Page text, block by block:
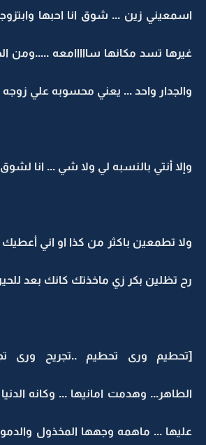
اسمعيني زين ... شوق انا احبها
غيرها تسد مكانها سااااامعه .....ومن
والجدار واحد ... يعني محسوبه علي
وإلا أنتي بالنسبه لي ولا شي ... انا
ولا تطمعين باكثر من كذا او اني
رح تظلين بكر زي ماخذتك كانك بعد
[تحطيم ورى تحطيم ..تجريح ورى
الطاهر... وهدمت امانيها ... وكانه
عليها ... ماهمه وجهها المخذول